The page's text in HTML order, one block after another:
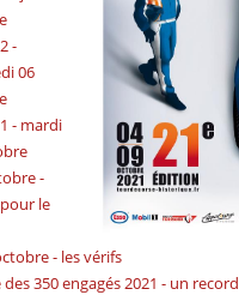
-
06
- mardi
-
le
- les vérifs
des 350 engagés 2021 - un record